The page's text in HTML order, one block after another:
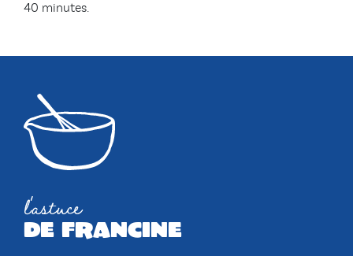
40 minutes.
l'astuce
de francine